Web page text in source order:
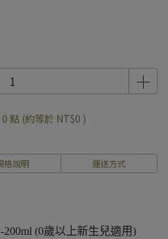
0 點 (約等於 NT$0 )
格說明 運送方式
(0歲以上新生兒適用)